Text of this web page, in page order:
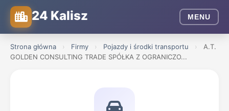
24 Kalisz MENU
Strona główna › Firmy › Pojazdy i środki transportu ›
A.T.
GOLDEN CONSULTING TRADE SPÓŁKA Z OGRANICZO...